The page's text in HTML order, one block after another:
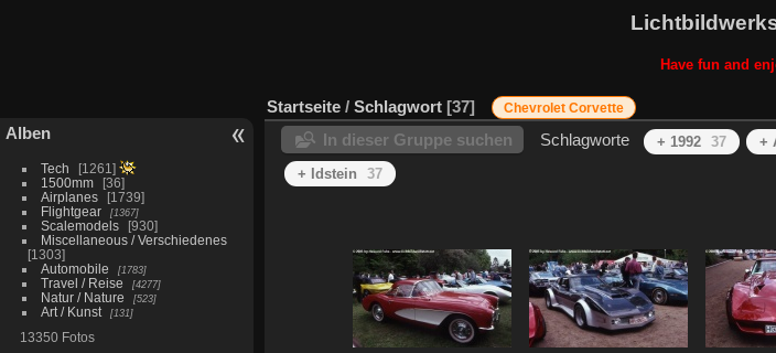
Have fun and
Alben
Tech
1261
1500mm
36
Airplanes
1739
Flightgear
1367
Scalemodels
930
Miscellaneous / Verschiedenes
1303
Automobile
1783
Travel / Reise 4277
Natur / Nature 523
Art / Kunst 131
13350 Fotos
Startseite / Schlagwort 37 Chevrolet Corvette
In dieser Gruppe suchen Schlagworte + 1992 37 +
+ Idstein
37